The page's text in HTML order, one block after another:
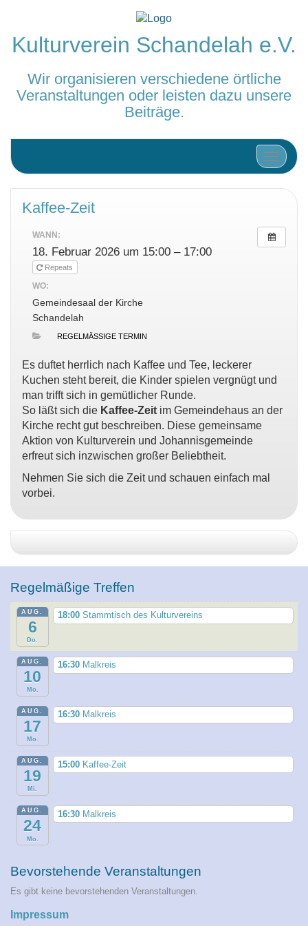
Kulturverein Schandelah e.V.
Wir organisieren verschiedene örtliche
Veranstaltungen oder leisten dazu unsere
Beiträge.
Kaffee-Zeit
WANN:
18. Februar 2026 um 15:00 – 17:00
Repeats
WO:
Gemeindesaal der Kirche
Schandelah
REGELMÄSSIGE TERMIN
Es duftet herrlich nach Kaffee und Tee, leckerer
Kuchen steht bereit, die Kinder spielen vergnügt und
man trifft sich in gemütlicher Runde.
So läßt sich die Kaffee-Zeit im Gemeindehaus an der
Kirche recht gut beschreiben. Diese gemeinsame
Aktion von Kulturverein und Johannisgemeinde
erfreut sich inzwischen großer Beliebtheit.
Nehmen Sie sich die Zeit und schauen einfach mal
vorbei.
Regelmäßige Treffen
AUG.
6
Do.
18:00 Stammtisch des Kulturvereins
AUG.
10
Mo.
16:30 Malkreis
AUG.
17
Mo.
16:30 Malkreis
AUG.
19
Mi.
15:00 Kaffee-Zeit
AUG.
24
Mo.
16:30 Malkreis
Bevorstehende Veranstaltungen
Es gibt keine bevorstehenden Veranstaltungen.
Impressum